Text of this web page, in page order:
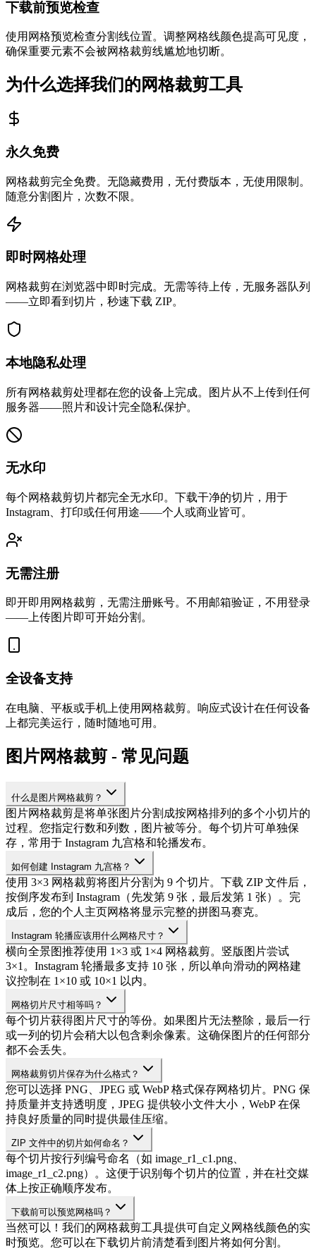
下载前预览检查
使用网格预览检查分割线位置。调整网格线颜色提高可见度，
确保重要元素不会被网格裁剪线尴尬地切断。
为什么选择我们的网格裁剪工具
永久免费
网格裁剪完全免费。无隐藏费用，无付费版本，无使用限制。
随意分割图片，次数不限。
即时网格处理
网格裁剪在浏览器中即时完成。无需等待上传，无服务器队列
——立即看到切片，秒速下载 ZIP。
本地隐私处理
所有网格裁剪处理都在您的设备上完成。图片从不上传到任何
服务器——照片和设计完全隐私保护。
无水印
每个网格裁剪切片都完全无水印。下载干净的切片，用于
Instagram、打印或任何用途——个人或商业皆可。
无需注册
即开即用网格裁剪，无需注册账号。不用邮箱验证，不用登录
——上传图片即可开始分割。
全设备支持
在电脑、平板或手机上使用网格裁剪。响应式设计在任何设备
上都完美运行，随时随地可用。
图片网格裁剪 - 常见问题
什么是图片网格裁剪？
图片网格裁剪是将单张图片分割成按网格排列的多个小切片的
过程。您指定行数和列数，图片被等分。每个切片可单独保
存，常用于 Instagram 九宫格和轮播发布。
如何创建 Instagram 九宫格？
使用 3×3 网格裁剪将图片分割为 9 个切片。下载 ZIP 文件后，
按倒序发布到 Instagram（先发第 9 张，最后发第 1 张）。完
成后，您的个人主页网格将显示完整的拼图马赛克。
Instagram 轮播应该用什么网格尺寸？
横向全景图推荐使用 1×3 或 1×4 网格裁剪。竖版图片尝试
3×1。Instagram 轮播最多支持 10 张，所以单向滑动的网格建
议控制在 1×10 或 10×1 以内。
网格切片尺寸相等吗？
每个切片获得图片尺寸的等份。如果图片无法整除，最后一行
或一列的切片会稍大以包含剩余像素。这确保图片的任何部分
都不会丢失。
网格裁剪切片保存为什么格式？
您可以选择 PNG、JPEG 或 WebP 格式保存网格切片。PNG 保
持质量并支持透明度，JPEG 提供较小文件大小，WebP 在保
持良好质量的同时提供最佳压缩。
ZIP 文件中的切片如何命名？
每个切片按行列编号命名（如 image_r1_c1.png、
image_r1_c2.png）。这便于识别每个切片的位置，并在社交媒
体上按正确顺序发布。
下载前可以预览网格吗？
当然可以！我们的网格裁剪工具提供可自定义网格线颜色的实
时预览。您可以在下载切片前清楚看到图片将如何分割。